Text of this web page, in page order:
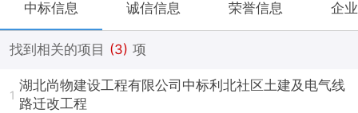
中标信息 诚信信息 荣誉信息 企
找到相关的项目 (3) 项
1
湖北尚物建设工程有限公司中标利北社区土建及电气线
路迁改工程